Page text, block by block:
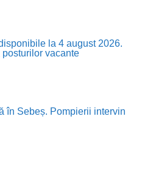
la 4 august 2026.
vacante
în Sebeș. Pompierii intervin